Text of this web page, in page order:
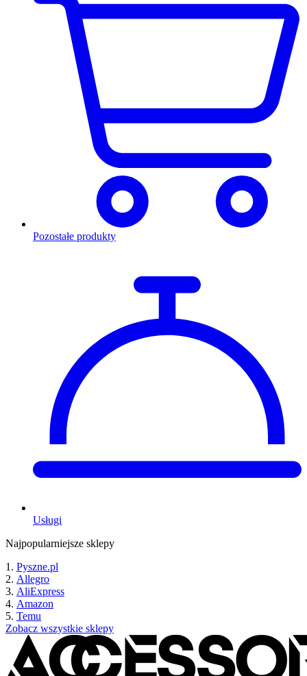
Pozostałe produkty
Usługi
Najpopularniejsze sklepy
Pyszne.pl
Allegro
AliExpress
Amazon
Temu
Zobacz wszystkie sklepy